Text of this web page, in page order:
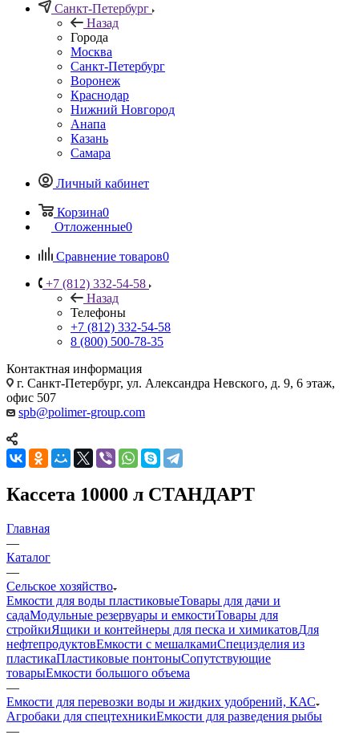
Санкт-Петербург
Назад
Города
Москва
Санкт-Петербург
Воронеж
Краснодар
Нижний Новгород
Анапа
Казань
Самара
Личный кабинет
Корзина0
Отложенные0
Сравнение товаров0
+7 (812) 332-54-58
Назад
Телефоны
+7 (812) 332-54-58
8 (800) 500-78-35
Контактная информация
г. Санкт-Петербург, ул. Александра Невского, д. 9, 6 этаж,
офис 507
spb@polimer-group.com
Кассета 10000 л СТАНДАРТ
Главная
—
Каталог
—
Сельское хозяйство
Емкости для воды пластиковыеТовары для дачи и
садаМодульные резервуары и емкостиТовары для
стройкиЯщики и контейнеры для песка и химикатовДля
нефтепродуктовЕмкости с мешалкамиСпецизделия из
пластикаПластиковые понтоныСопутствующие
товарыЕмкости большого объема
—
Емкости для перевозки воды и жидких удобрений, КАС
Агробаки для спецтехникиЕмкости для разведения рыбы
—